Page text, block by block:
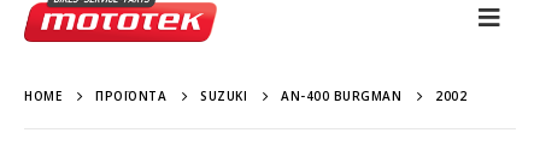
HOME ΠΡΟΪΌΝΤΑ SUZUKI AN-400 BURGMAN 2002